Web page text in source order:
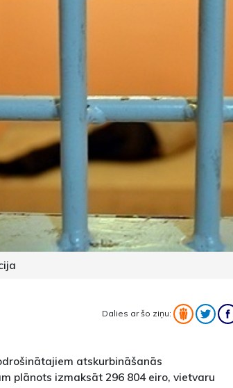
Dalies ar šo ziņu:
atskurbināšanās
plānots izmaksāt 296 804 eiro, vietvaru